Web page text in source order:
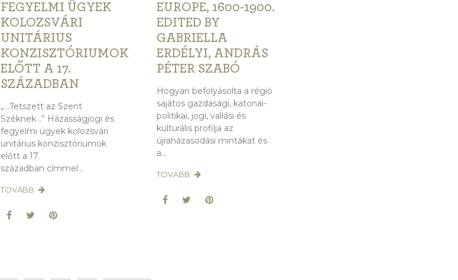
FEGYELMI ÜGYEK
KOLOZSVÁRI
UNITÁRIUS
KONZISZTÓRIUMOK
ELŐTT A 17.
SZÁZADBAN
„…Tetszett az Szent
Széknek…” Házasságjogi és
fegyelmi ügyek kolozsvári
unitárius konzisztóriumok
előtt a 17.
században címmel...
TOVÁBB
EUROPE, 1600-1900.
EDITED BY
GABRIELLA
ERDÉLYI, ANDRÁS
PÉTER SZABÓ
Hogyan befolyásolta a régió
sajátos gazdasági, katonai-
politikai, jogi, vallási és
kulturális profilja az
újraházasodási mintákat és
a...
TOVÁBB